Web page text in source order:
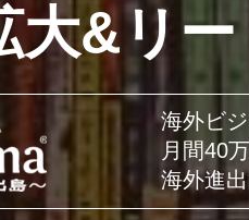
大&リ
海外ビ
月間40
海外進